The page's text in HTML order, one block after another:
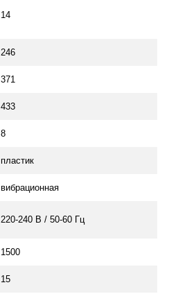
14
246
371
433
8
пластик
вибрационная
220-240 В / 50-60 Гц
1500
15